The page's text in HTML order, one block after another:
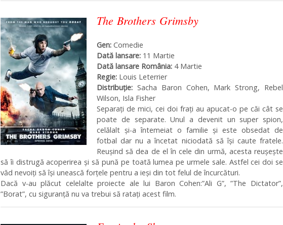
The Brothers Grimsby
Gen: Comedie
Dată lansare: 11 Martie
Dată lansare România: 4 Martie
Regie: Louis Leterrier
Distribuţie: Sacha Baron Cohen, Mark Strong, Rebel
Wilson, Isla Fisher
Separați de mici, cei doi frați au apucat-o pe căi cât se
poate de separate. Unul a devenit un super spion,
celălalt și-a întemeiat o familie și este obsedat de
fotbal dar nu a încetat niciodată să își caute fratele.
Reușind să dea de el în cele din urmă, acesta reușește
să îi distrugă acoperirea și să pună pe toată lumea pe urmele sale. Astfel cei doi se
văd nevoiți să își unească forțele pentru a ieși din tot felul de încurcături.
Dacă v-au plăcut celelalte proiecte ale lui Baron Cohen:”Ali G”, ”The Dictator”,
”Borat”, cu siguranță nu va trebui să ratați acest film.